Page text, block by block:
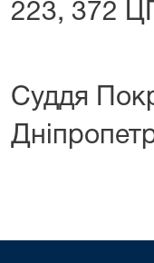
223, 372
Суддя